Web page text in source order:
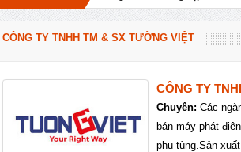
CÔNG TY TNHH TM & SX TƯỜNG VIỆT
CÔNG TY
Chuyên: Các
bán máy phát
phụ tùng.Sản